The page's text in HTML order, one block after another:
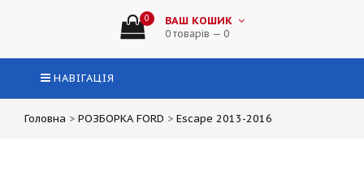
0 ВАШ КОШИК
0 товарів — 0
НАВІГАЦІЯ
Головна > РОЗБОРКА FORD > Escape 2013-2016